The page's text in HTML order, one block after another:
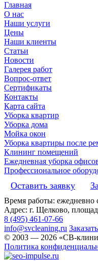
Главная
О нас
Наши услуги
Цены
Наши клиенты
Статьи
Новости
Галерея работ
Вопрос-ответ
Сертификаты
Контакты
Карта сайта
Уборка квартир
Уборка дома
Мойка окон
Уборка квартиры после
Клининг помещений
Ежедневная уборка
Профессиональное
Оставить заявку
Время работы: ежедневно
Адрес: г. Щелково,
8 (495) 461-07-66
info@svcleaning.ru
© 2003 — 2026 «СВ-
Политика